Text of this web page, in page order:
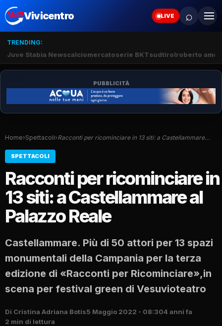
Vivicentro LIVE ⌕
TRENDING:
Juve Stabia Newscalciomercatoserie BKTsudtirolroberto
PUBBLICITÀ
Home›Spettacoli›Racconti per ricominciare in 13 siti: a Castellammare…
SPETTACOLI
Racconti per ricominciare in
13 siti: a Castellammare al
Palazzo Reale
Castellammare. Più di 50 attori per 13 spazi
monumentali della Campania per la terza
edizione di «Racconti per Ricominciare»,in
scena per festival green di Vesuvioteatro
Di Cristina Adriana Botis5 Maggio 2022 - 08:304 anni fa
2 min di lettura